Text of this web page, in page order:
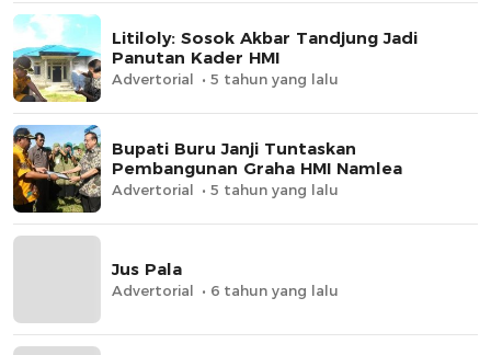
Litiloly: Sosok Akbar Tandjung Jadi
Panutan Kader HMI
Advertorial 5 tahun yang lalu
Bupati Buru Janji Tuntaskan
Pembangunan Graha HMI Namlea
Advertorial 5 tahun yang lalu
Jus Pala
Advertorial 6 tahun yang lalu